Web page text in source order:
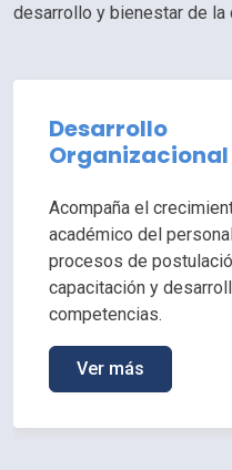
desarrollo y bienestar de la
Desarrollo
Organizacional
Acompaña el
académico del
procesos de
capacitación y
competencias.
Ver más